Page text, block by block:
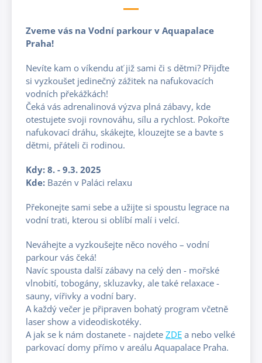
Zveme vás na Vodní parkour v Aquapalace
Praha!
Nevíte kam o víkendu ať již sami či s dětmi? Přijďte
si vyzkoušet jedinečný zážitek na nafukovacích
vodních překážkách!
Čeká vás adrenalinová výzva plná zábavy, kde
otestujete svoji rovnováhu, sílu a rychlost. Pokořte
nafukovací dráhu, skákejte, klouzejte se a bavte s
dětmi, přáteli či rodinou.
Kdy: 8. - 9.3. 2025
Kde: Bazén v Paláci relaxu
Překonejte sami sebe a užijte si spoustu legrace na
vodní trati, kterou si oblíbí malí i velcí.
Neváhejte a vyzkoušejte něco nového – vodní
parkour vás čeká!
Navíc spousta další zábavy na celý den - mořské
vlnobití, tobogány, skluzavky, ale také relaxace -
sauny, vířivky a vodní bary.
A každý večer je připraven bohatý program včetně
laser show a videodiskotéky.
A jak se k nám dostanete - najdete ZDE a nebo velké
parkovací domy přímo v areálu Aquapalace Praha.